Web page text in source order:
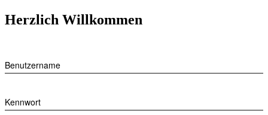
Herzlich Willkommen
Benutzername
Kennwort